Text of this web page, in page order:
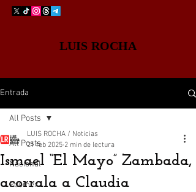
LUIS ROCHA
Entrada
All Posts
Nacional
Edomex
All Posts
Ismael “El Mayo” Zambada,
acorrala a Claudia
LUIS ROCHA / Noticias
21 feb 2025 2 min de lectura